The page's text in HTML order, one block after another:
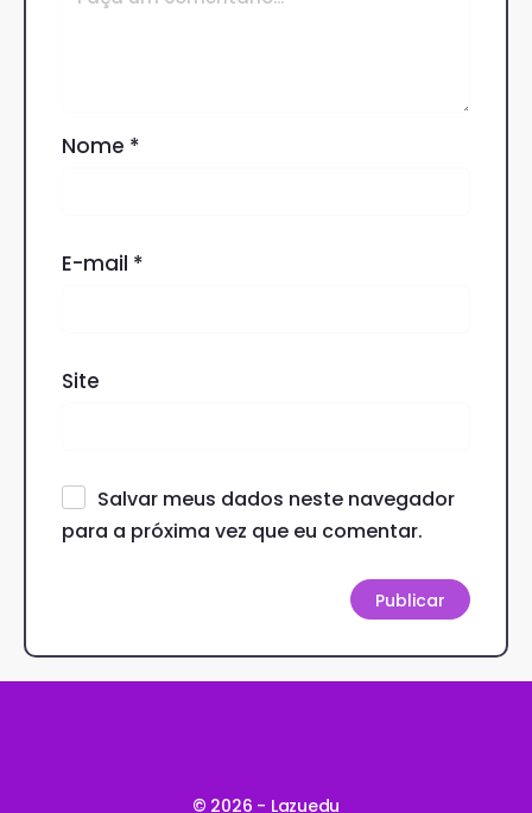
Nome *
E-mail *
Site
Salvar meus dados neste navegador
para a próxima vez que eu comentar.
© 2026 - Lazuedu